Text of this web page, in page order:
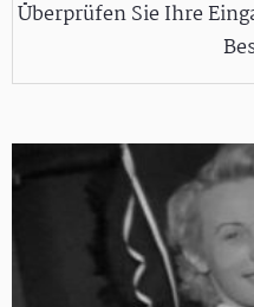
Überprüfen Sie Ihre